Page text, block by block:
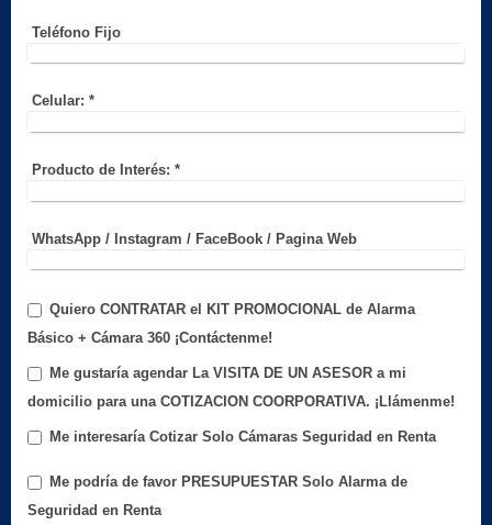
Teléfono Fijo
Celular: *
Producto de Interés: *
WhatsApp / Instagram / FaceBook / Pagina Web
Quiero CONTRATAR el KIT PROMOCIONAL de Alarma
Básico + Cámara 360 ¡Contáctenme!
Me gustaría agendar La VISITA DE UN ASESOR a mi
domicilio para una COTIZACION COORPORATIVA. ¡Llámenme!
Me interesaría Cotizar Solo Cámaras Seguridad en Renta
Me podría de favor PRESUPUESTAR Solo Alarma de
Seguridad en Renta